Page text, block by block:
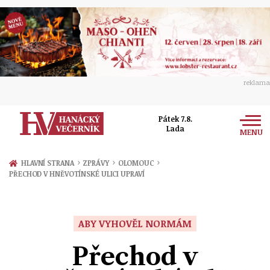
reklama
Pátek 7.8.
Lada
MENU
Zprávy
HLAVNÍ STRANA › ZPRÁVY › OLOMOUC ›
PŘECHOD V HNĚVOTÍNSKÉ ULICI UPRAVÍ
ABY VYHOVĚL NORMÁM
Přechod v